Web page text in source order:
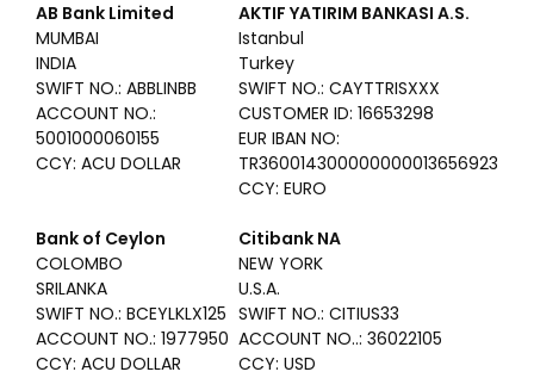
AB Bank Limited
MUMBAI
INDIA
SWIFT NO.: ABBLINBB
ACCOUNT NO.:
5001000060155
CCY: ACU DOLLAR
AKTIF YATIRIM BANKASI A.S.
Istanbul
Turkey
SWIFT NO.: CAYTTRISXXX
CUSTOMER ID: 16653298
EUR IBAN NO:
TR360014300000000013656923
CCY: EURO
Bank of Ceylon
COLOMBO
SRILANKA
SWIFT NO.: BCEYLKLX125
ACCOUNT NO.: 1977950
CCY: ACU DOLLAR
Citibank NA
NEW YORK
U.S.A.
SWIFT NO.: CITIUS33
ACCOUNT NO..: 36022105
CCY: USD